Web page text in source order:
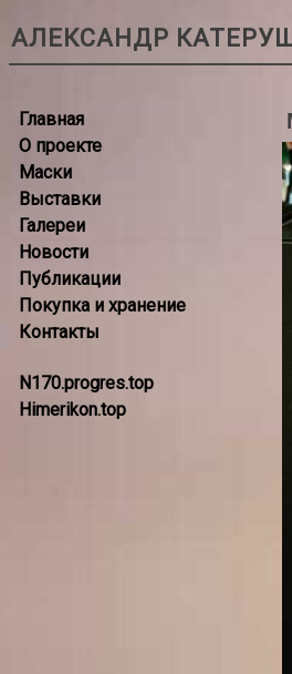
АЛЕКСАНДР
Главная
О проекте
Маски
Выставки
Галереи
Новости
Публикации
Покупка и хранение
Контакты
N170.progres.top
Himerikon.top